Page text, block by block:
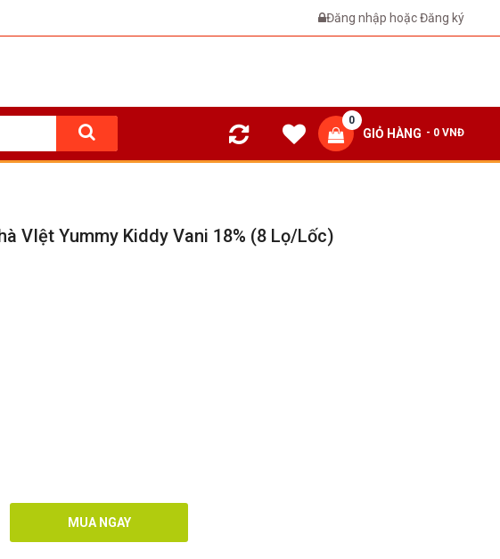
Đăng nhập hoặcĐăng ký
GIỎ HÀNG
0
- 0 VNĐ
VIệt Yummy Kiddy Vani 18% (8 Lọ/lốc)